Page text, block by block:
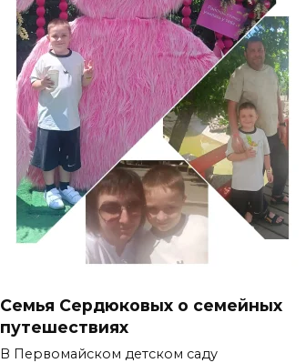
Семья Сердюковых о семейных
путешествиях
В Первомайском детском саду